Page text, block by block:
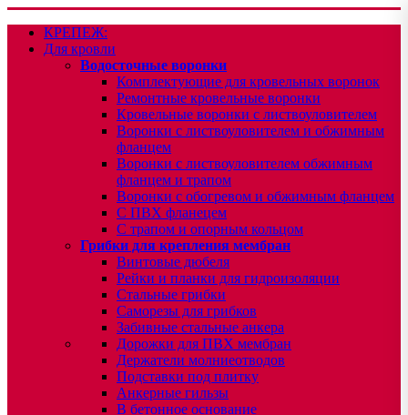
КРЕПЕЖ:
Для кровли
Водосточные воронки
Комплектующие для кровельных воронок
Ремонтные кровельные воронки
Кровельные воронки с листвоуловителем
Воронки с листвоуловителем и обжимным
фланцем
Воронки с листвоуловителем обжимным
фланцем и трапом
Воронки с обогревом и обжимным фланцем
С ПВХ фланецем
С трапом и опорным кольцом
Грибки для крепления мембран
Винтовые дюбеля
Рейки и планки для гидроизоляции
Стальные грибки
Саморезы для грибков
Забивные стальные анкера
Дорожки для ПВХ мембран
Держатели молниеотводов
Подставки под плитку
Анкерные гильзы
В бетонное основание